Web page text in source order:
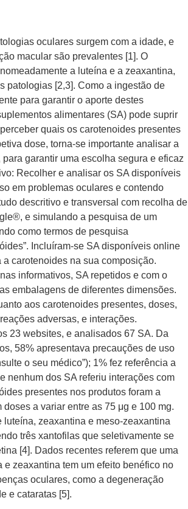
oculares surgem com a idade, e
macular são prevalentes [1]. O
a luteína e a zeaxantina,
patologias [2,3]. Como a ingestão de
para garantir o aporte destes
alimentares (SA) pode suprir
quais os carotenoides presentes
dose, torna-se importante analisar a
garantir uma escolha segura e eficaz
Recolher e analisar os SA disponíveis
em problemas oculares e contendo
descritivo e transversal com recolha de
e simulando a pesquisa de um
como termos de pesquisa
Incluíram-se SA disponíveis online
carotenoides na sua composição.
informativos, SA repetidos e com o
embalagens de diferentes dimensões.
aos carotenoides presentes, doses,
adversas, e interações.
23 websites, e analisados 67 SA. Da
58% apresentava precauções de uso
o seu médico”); 1% fez referência a
nenhum dos SA referiu interações com
presentes nos produtos foram a
doses a variar entre as 75 μg e 100 mg.
luteína, zeaxantina e meso-zeaxantina
três xantofilas que seletivamente se
[4]. Dados recentes referem que uma
zeaxantina tem um efeito benéfico no
oculares, como a degeneração
e cataratas [5].